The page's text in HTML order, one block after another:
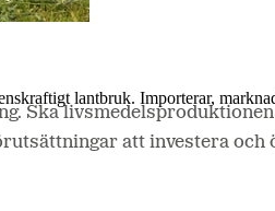
lantbruk. Importerar,
Ska
att investera